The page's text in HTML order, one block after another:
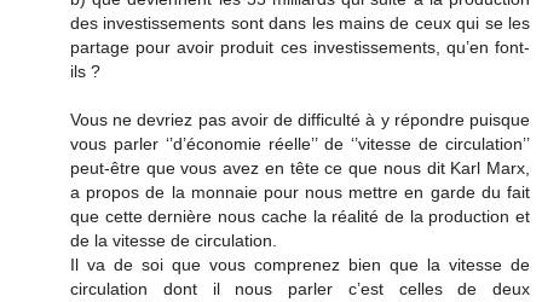
des investissements sont dans les mains de ceux qui se les
partage pour avoir produit ces investissements, qu’en font-
ils ?
Vous ne devriez pas avoir de difficulté à y répondre puisque
vous parler ‘’d’économie réelle’’ de ‘’vitesse de circulation’’
peut-être que vous avez en tête ce que nous dit Karl Marx,
a propos de la monnaie pour nous mettre en garde du fait
que cette dernière nous cache la réalité de la production et
de la vitesse de circulation.
Il va de soi que vous comprenez bien que la vitesse de
circulation dont il nous parler c’est celles de deux